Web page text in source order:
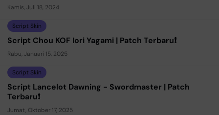
Kamis, Juli 18, 2024
Script Skin
Script Chou KOF Iori Yagami | Patch Terbaru❗
Rabu, Januari 15, 2025
Script Skin
Script Lancelot Dawning - Swordmaster | Patch
Terbaru❗
Jumat, Oktober 17, 2025